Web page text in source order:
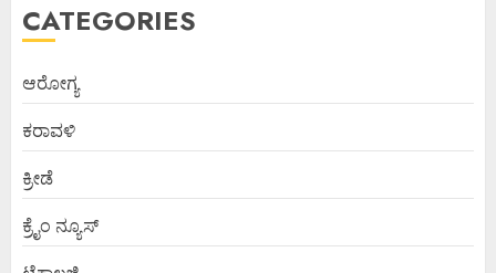
CATEGORIES
ಆರೋಗ್ಯ
ಕರಾವಳಿ
ಕ್ರೀಡೆ
ಕ್ರೈಂ ನ್ಯೂಸ್